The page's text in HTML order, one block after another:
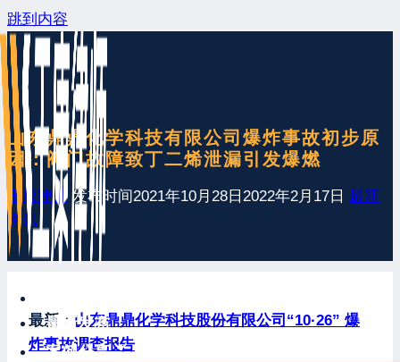
跳到内容
最新发布
案例分享
山东鼎鼎化学科技有限公司爆炸事故初步原
因：阀门故障致丁二烯泄漏引发爆燃
王康律师 发布时间2021年10月28日 2022年2月17日 最新
资讯
最新： 山东鼎鼎化学科技股份有限公司“10·26” 爆
炸事故调查报告